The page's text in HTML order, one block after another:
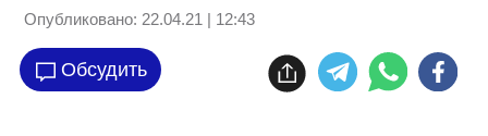
Опубликовано: 22.04.21 | 12:43
Обсудить